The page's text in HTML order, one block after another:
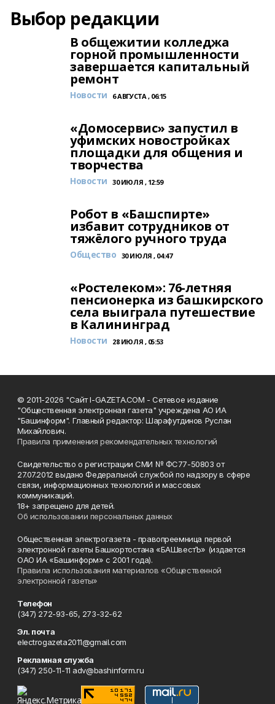
Выбор редакции
В общежитии колледжа
горной промышленности
завершается капитальный
ремонт
Новости 6 АВГУСТА , 06:15
«Домосервис» запустил в
уфимских новостройках
площадки для общения и
творчества
Новости 30 ИЮЛЯ , 12:59
Робот в «Башспирте»
избавит сотрудников от
тяжёлого ручного труда
Общество 30 ИЮЛЯ , 04:47
«Ростелеком»: 76-летняя
пенсионерка из башкирского
села выиграла путешествие
в Калининград
Новости 28 ИЮЛЯ , 05:53
© 2011-2026 "Сайт I-GAZETA.COM - Сетевое издание
"Общественная электронная газета" учреждена АО ИА
"Башинформ". Главный редактор: Шарафутдинов Руслан
Михайлович.
Правила применения рекомендательных технологий
Свидетельство о регистрации СМИ № ФС77-50803 от
27.07.2012 выдано Федеральной службой по надзору в сфере
связи, информационных технологий и массовых
коммуникаций.
18+ запрещено для детей.
Об использовании персональных данных
Общественная электрогазета - правопреемница первой
электронной газеты Башкортостана «БАШвестЪ» (издается
ОАО ИА «Башинформ» с 2001 года).
Правила использования материалов «Общественной
электронной газеты»
Телефон
(347) 272-93-65, 273-32-62
Эл. почта
electrogazeta2011@gmail.com
Рекламная служба
(347) 250-11-11 adv@bashinform.ru